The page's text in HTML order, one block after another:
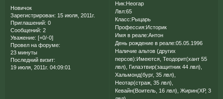
Новичок
Зарегистрирован: 15 июля, 2011г.
Приглашений: 0
Сообщений: 2
Уважение: [+0/-0]
Провел на форуме:
23 минуты
Последний визит:
19 июля, 2011г. 04:09:01
Ник:Неогар
Лвл:65
Класс:Рыцарь
Профессия:Историк
Имя в реале:Антон
День рождение в реале:05.05.1996
Наличие альтов (других
персов):Имеются, Теодорит(хант 55
лвл), Гилаэтвир(защитник 44 лвл),
Хальмонд(бург, 35 лвл),
Неотар(страж, 35 лвл),
Кевайн(Воитель, 16 лвл), Жирин(ХР, 3